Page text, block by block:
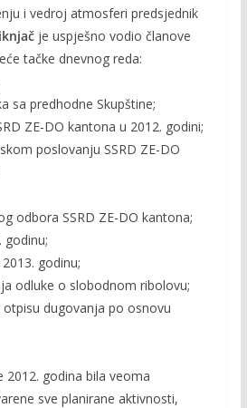
i vedroj atmosferi predsjednik
je uspješno vodio članove
tačke dnevnog reda:
sa predhodne Skupštine;
ZE-DO kantona u 2012. godini;
poslovanju SSRD ZE-DO
odbora SSRD ZE-DO kantona;
godinu;
godinu;
odluke o slobodnom ribolovu;
dugovanja po osnovu
2012. godina bila veoma
sve planirane aktivnosti,